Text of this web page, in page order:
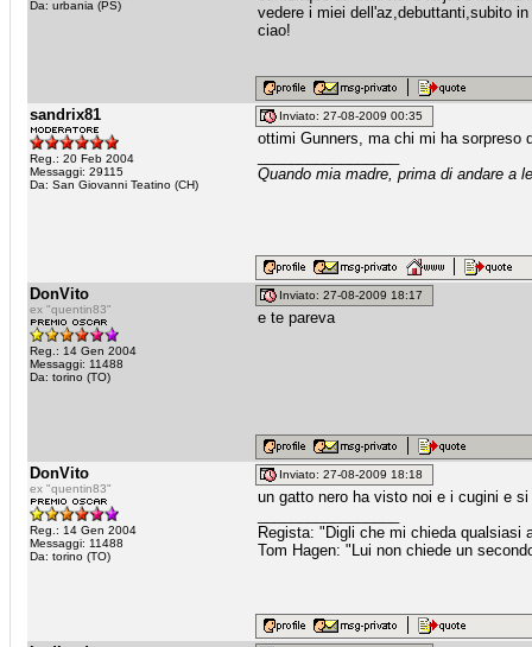
Da: urbania (PS)
vedere i miei dell'az,debuttanti,subito
ciao!
sandrix81
Reg.: 20 Feb 2004
Messaggi: 29115
Da: San Giovanni Teatino (CH)
Inviato: 27-08-2009 00:35
ottimi Gunners, ma chi mi ha sorpreso
Quando mia madre, prima di andare a
DonVito
ex "quentin83"
Reg.: 14 Gen 2004
Messaggi: 11488
Da: torino (TO)
Inviato: 27-08-2009 18:17
e te pareva
DonVito
ex "quentin83"
Reg.: 14 Gen 2004
Messaggi: 11488
Da: torino (TO)
Inviato: 27-08-2009 18:18
un gatto nero ha visto noi e i cugini e
Regista: "Digli che mi chieda qualsiasi
Tom Hagen: "Lui non chiede un